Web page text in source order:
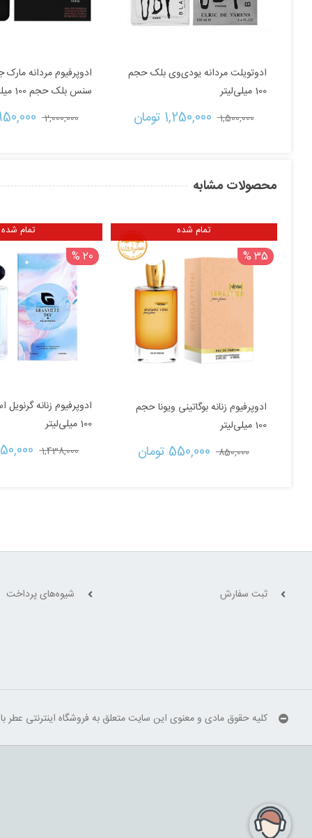
ادوتویلت مردانه یودی‌وی بلک حجم
100 میلی‌لیتر
1,500,000 قیمت
1,250,000 تومان
ادوپرفیوم مردانه
سنس بلک حجم 100 میلی‌لیتر
2,000,000 قیمت
محصولات مشابه
35 %
تمام شده
ادوپرفیوم زنانه بوگاتینی ویونا حجم
100 میلی‌لیتر
850,000 قیمت
550,000 تومان
20 %
تمام شده
ادوپرفیوم زنانه
100 میلی‌لیتر
1,438,000
قیمت
ثبت سفارش شیوه‌های پرداخت
کلیه حقوق مادی و معنوی این سایت متعلق به فروشگاه اینترنتی عطر